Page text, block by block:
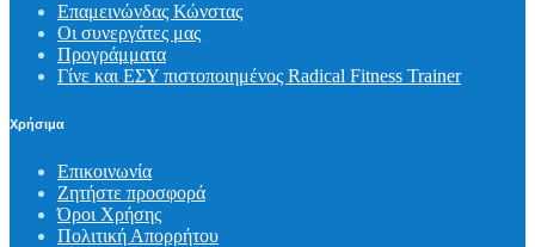
Επαμεινώνδας Κώνστας
Οι συνεργάτες μας
Προγράμματα
Γίνε και ΕΣΥ πιστοποιημένος Radical Fitness Trainer
Χρήσιμα
Επικοινωνία
Ζητήστε προσφορά
Όροι Χρήσης
Πολιτική Απορρήτου